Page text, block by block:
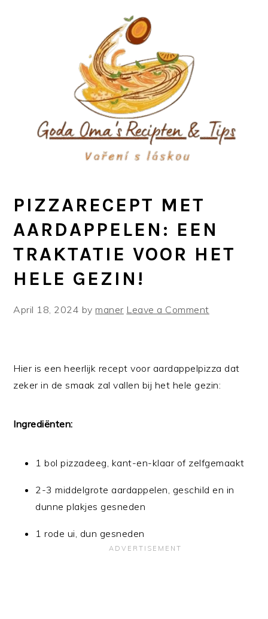
PIZZARECEPT MET
AARDAPPELEN: EEN
TRAKTATIE VOOR HET
HELE GEZIN!
April 18, 2024 bymaner Leave a Comment
Hier is een heerlijk recept voor aardappelpizza dat
zeker in de smaak zal vallen bij het hele gezin:
Ingrediënten:
1 bol pizzadeeg, kant-en-klaar of zelfgemaakt
2-3 middelgrote aardappelen, geschild en in
dunne plakjes gesneden
1 rode ui, dun gesneden